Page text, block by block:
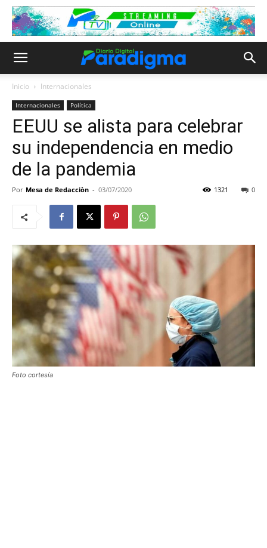
Inicio Internacionales
Internacionales Política
EEUU se alista para celebrar
su independencia en medio
de la pandemia
Por Mesa de Redacciòn - 03/07/2020 0
1321
Foto cortesía